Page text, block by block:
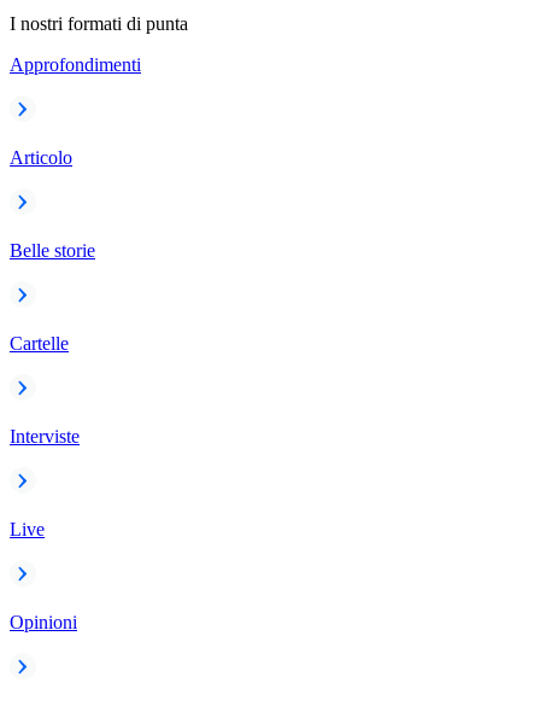
I nostri formati di punta
Approfondimenti
Articolo
Belle storie
Cartelle
Interviste
Live
Opinioni